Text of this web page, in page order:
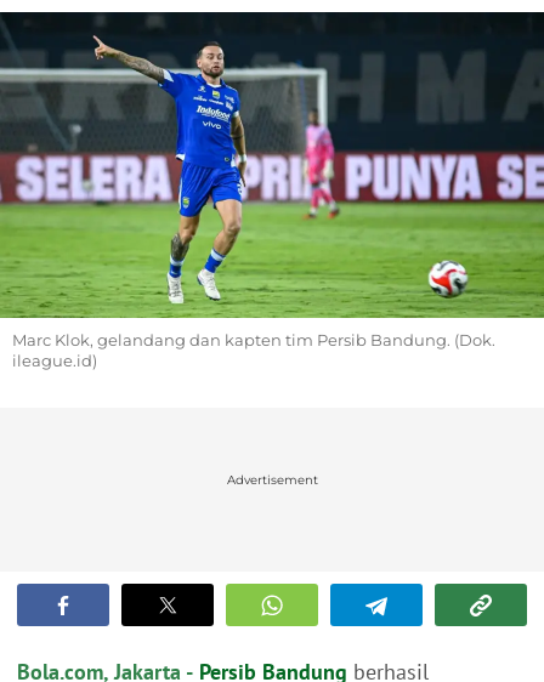
Marc Klok, gelandang dan kapten tim Persib Bandung. (Dok.
ileague.id)
Advertisement
Bola.com, Jakarta - Persib Bandung berhasil